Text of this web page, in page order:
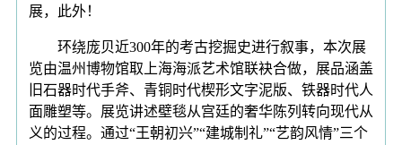
展，此外！
环绕庞贝近300年的考古挖掘史进行叙事，本次展
览由温州博物馆取上海海派艺术馆联袂合做，展品涵盖
旧石器时代手斧、青铜时代楔形文字泥版、铁器时代人
面雕塑等。展览讲述壁毯从宫廷的奢华陈列转向现代从
义的过程。通过“王朝初兴”“建城制礼”“艺韵风情”三个